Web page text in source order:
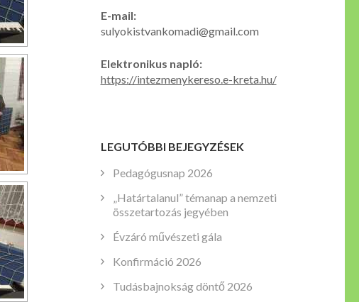
E-mail:
sulyokistvankomadi@gmail.com
Elektronikus napló:
https://intezmenykereso.e-kreta.hu/
LEGUTÓBBI BEJEGYZÉSEK
Pedagógusnap 2026
„Határtalanul” témanap a nemzeti
összetartozás jegyében
Évzáró művészeti gála
Konfirmáció 2026
Tudásbajnokság döntő 2026